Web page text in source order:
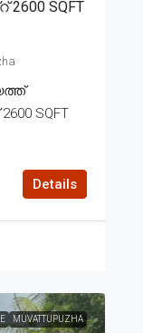
SQFT
SQFT
Details
MUVATTUPUZHA